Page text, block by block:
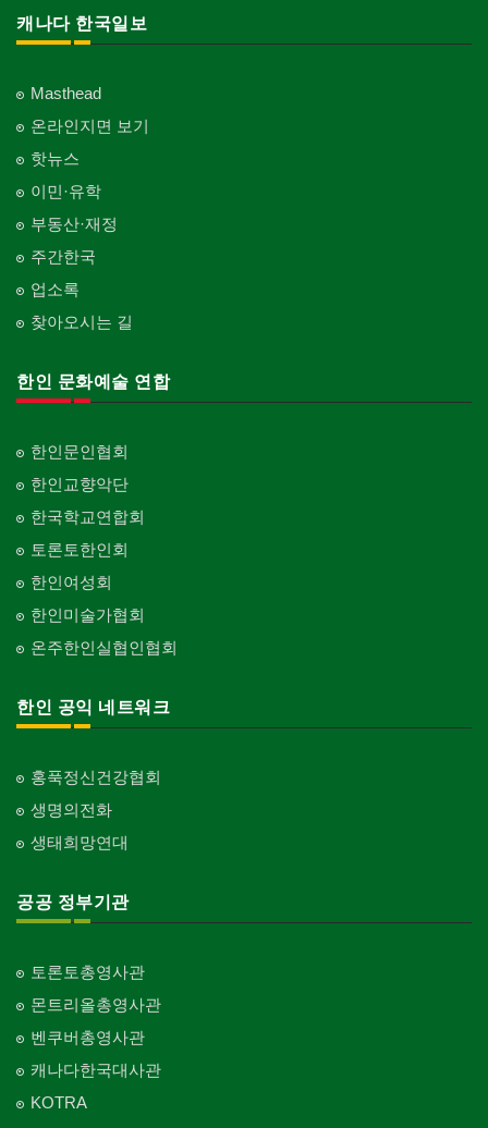
캐나다 한국일보
Masthead
온라인지면 보기
핫뉴스
이민·유학
부동산·재정
주간한국
업소록
찾아오시는 길
한인 문화예술 연합
한인문인협회
한인교향악단
한국학교연합회
토론토한인회
한인여성회
한인미술가협회
온주한인실협인협회
한인 공익 네트워크
홍푹정신건강협회
생명의전화
생태희망연대
공공 정부기관
토론토총영사관
몬트리올총영사관
벤쿠버총영사관
캐나다한국대사관
KOTRA